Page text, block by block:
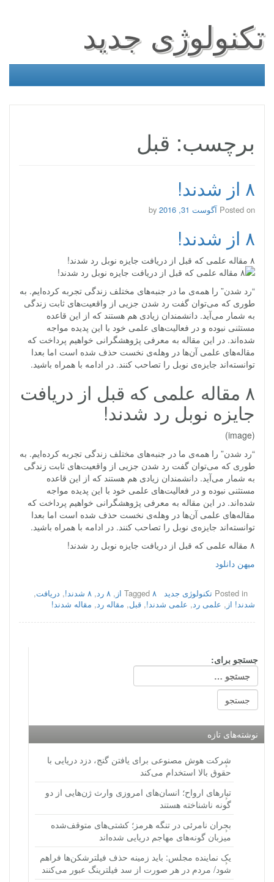
تکنولوژی جدید
برچسب: قبل
۸ از شدند!
Posted on آگوست 31, 2016
۸ از شدند!
۸ مقاله‌ علمی که قبل از دریافت جایزه‌ نوبل رد شدند!
“رد شدن” را همه‌ی ما در جنبه‌های مختلف زندگی تجربه کرده‌‌ایم. به
طوری که می‌توان گفت رد شدن جزیی از واقعیت‌های ثابت زندگی
به شمار می‌آید. دانشمندان زیادی هم هستند که از این قاعده
مستثنی نبوده و در فعالیت‌های علمی خود با این پدیده مواجه
شده‌اند. در این مقاله به معرفی پژوهشگرانی خواهیم پرداخت که
مقاله‌های علمی آن‌ها در وهله‌ی نخست حذف شده‌ است اما بعدا
توانسته‌اند جایزه‌ی نوبل را تصاحب کنند. در ادامه با همراه باشید.
۸ مقاله‌ علمی که قبل از دریافت
جایزه‌ نوبل رد شدند!
(image)
“رد شدن” را همه‌ی ما در جنبه‌های مختلف زندگی تجربه کرده‌‌ایم. به
طوری که می‌توان گفت رد شدن جزیی از واقعیت‌های ثابت زندگی
به شمار می‌آید. دانشمندان زیادی هم هستند که از این قاعده
مستثنی نبوده و در فعالیت‌های علمی خود با این پدیده مواجه
شده‌اند. در این مقاله به معرفی پژوهشگرانی خواهیم پرداخت که
مقاله‌های علمی آن‌ها در وهله‌ی نخست حذف شده‌ است اما بعدا
توانسته‌اند جایزه‌ی نوبل را تصاحب کنند. در ادامه با همراه باشید.
۸ مقاله‌ علمی که قبل از دریافت جایزه‌ نوبل رد شدند!
میهن دانلود
Posted in تکنولوژی جدید Tagged ۸ از , ۸ رد , ۸ شدند! , دریافت,
شدند! از , علمی رد, علمی شدند!, قبل, مقاله‌ رد, مقاله‌ شدند!
جستجو برای:
نوشته‌های تازه
شرکت هوش مصنوعی برای یافتن گنج، دزد دریایی با
حقوق بالا استخدام می‌کند
تبارهای ارواح؛ انسان‌های امروزی وارث ژن‌هایی از دو
گونه ناشناخته هستند
بحران نامرئی در تنگه هرمز؛ کشتی‌های متوقف‌شده
میزبان گونه‌های مهاجم دریایی شده‌اند
یک نماینده مجلس: باید زمینه حذف فیلترشکن‌ها فراهم
شود/ مردم در هر صورت از سد فیلترینگ عبور می‌کنند